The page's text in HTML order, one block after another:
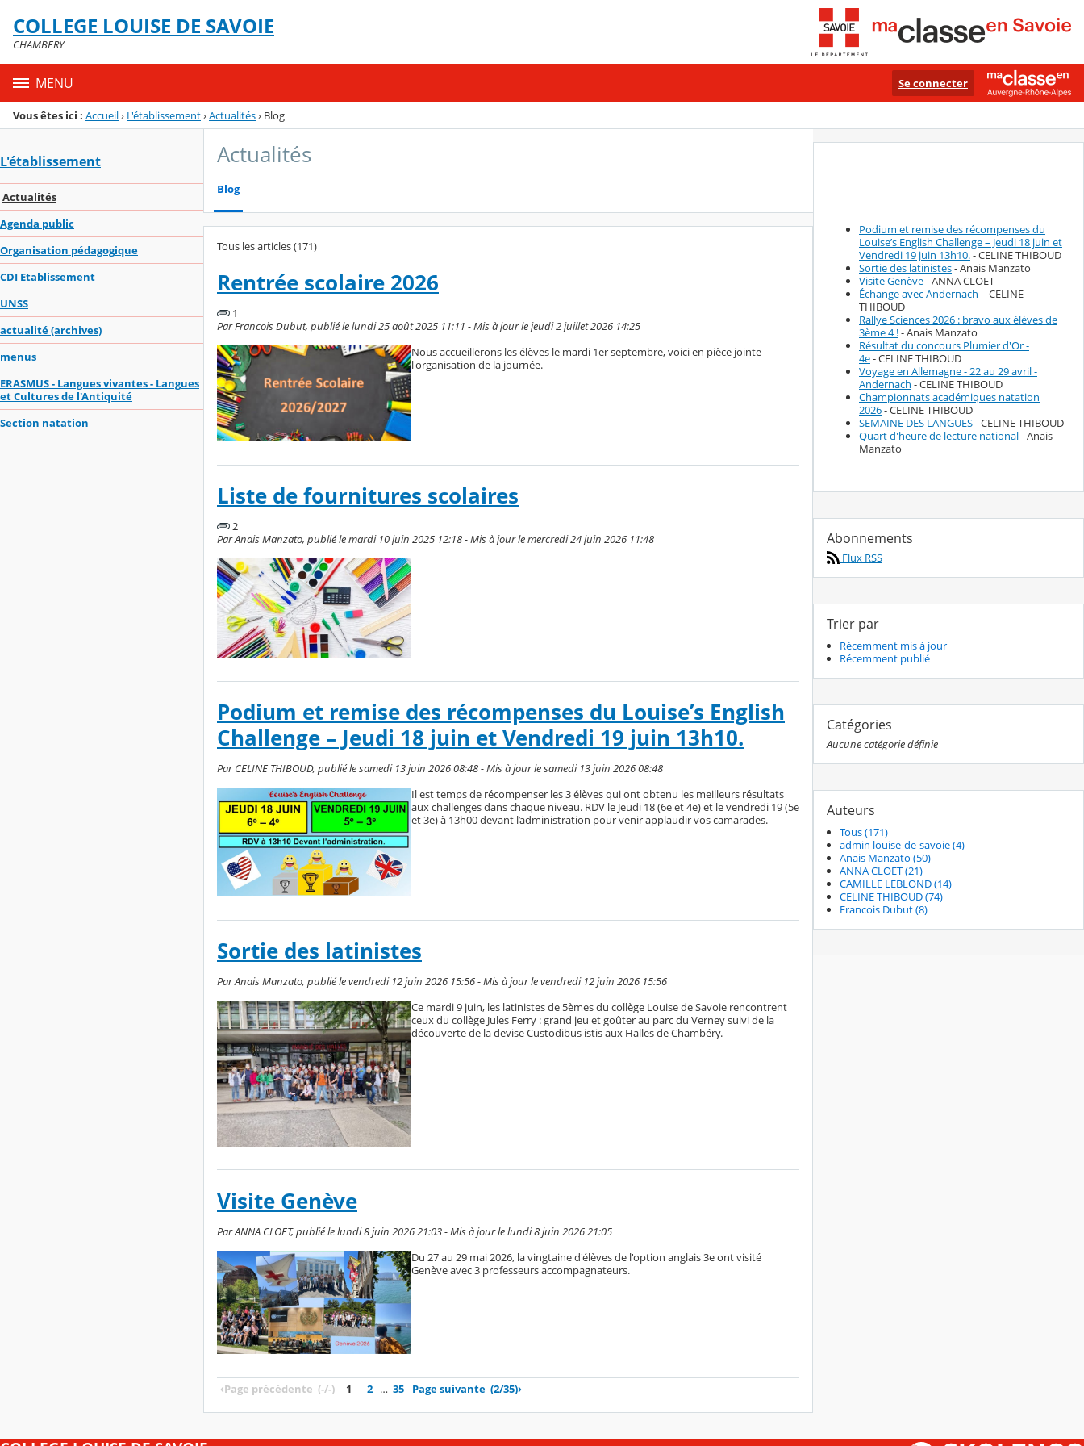
Menu de la rubrique
Contenu
COLLEGE LOUISE DE SAVOIE
CHAMBERY
MENU Se connecter
Vous êtes ici : Accueil› L'établissement›Actualités› Blog
L'établissement
Actualités
Agenda public
Organisation pédagogique
CDI Etablissement
UNSS
actualité (archives)
menus
ERASMUS - Langues vivantes - Langues
et Cultures de l'Antiquité
Section natation
Actualités
Blog
Tous les articles (171)
Rentrée scolaire 2026
1
Par Francois Dubut, publié le lundi 25 août 2025 11:11 - Mis à jour le jeudi 2 juillet 2026 14:25
Nous accueillerons les élèves le mardi 1er septembre, voici en pièce jointe
l'organisation de la journée.
Liste de fournitures scolaires
2
Par Anais Manzato, publié le mardi 10 juin 2025 12:18 - Mis à jour le mercredi 24 juin 2026 11:48
Podium et remise des récompenses du Louise’s English
Challenge – Jeudi 18 juin et Vendredi 19 juin 13h10.
Par CELINE THIBOUD, publié le samedi 13 juin 2026 08:48 - Mis à jour le samedi 13 juin 2026 08:48
Il est temps de récompenser les 3 élèves qui ont obtenu les meilleurs résultats
aux challenges dans chaque niveau. RDV le Jeudi 18 (6e et 4e) et le vendredi 19 (5e
et 3e) à 13h00 devant l’administration pour venir applaudir vos camarades.
Sortie des latinistes
Par Anais Manzato, publié le vendredi 12 juin 2026 15:56 - Mis à jour le vendredi 12 juin 2026 15:56
Ce mardi 9 juin, les latinistes de 5èmes du collège Louise de Savoie rencontrent
ceux du collège Jules Ferry : grand jeu et goûter au parc du Verney suivi de la
découverte de la devise Custodibus istis aux Halles de Chambéry.
Visite Genève
Par ANNA CLOET, publié le lundi 8 juin 2026 21:03 - Mis à jour le lundi 8 juin 2026 21:05
Du 27 au 29 mai 2026, la vingtaine d'élèves de l'option anglais 3e ont visité
Genève avec 3 professeurs accompagnateurs.
‹Page précédente (-/-) 1 2 … 35 Page suivante (2/35)›
Podium et remise des récompenses du
Louise’s English Challenge – Jeudi 18 juin et
Vendredi 19 juin 13h10.- CELINE THIBOUD
Sortie des latinistes- Anais Manzato
Visite Genève- ANNA CLOET
Échange avec Andernach - CELINE
THIBOUD
Rallye Sciences 2026 : bravo aux élèves de
3ème 4 !- Anais Manzato
Résultat du concours Plumier d'Or -
4e- CELINE THIBOUD
Voyage en Allemagne - 22 au 29 avril -
Andernach - CELINE THIBOUD
Championnats académiques natation
2026- CELINE THIBOUD
SEMAINE DES LANGUES- CELINE THIBOUD
Quart d'heure de lecture national- Anais
Manzato
Abonnements
Flux RSS
Trier par
Récemment mis à jour
Récemment publié
Catégories
Aucune catégorie définie
Auteurs
Tous (171)
admin louise-de-savoie (4)
Anais Manzato (50)
ANNA CLOET (21)
CAMILLE LEBLOND (14)
CELINE THIBOUD (74)
Francois Dubut (8)